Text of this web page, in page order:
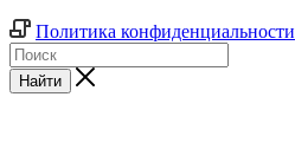
Политика конфиденциальности
Найти